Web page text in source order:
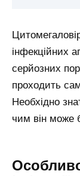
інфекційних
серйозних
проходить
Необхідно
чим він може